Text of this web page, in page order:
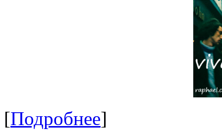
[Подробнее]